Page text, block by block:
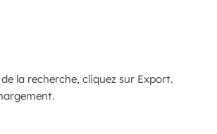
la recherche, cliquez sur Export.